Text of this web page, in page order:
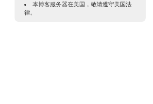
本博客服务器在美国 ，敬请遵守美国法
律。